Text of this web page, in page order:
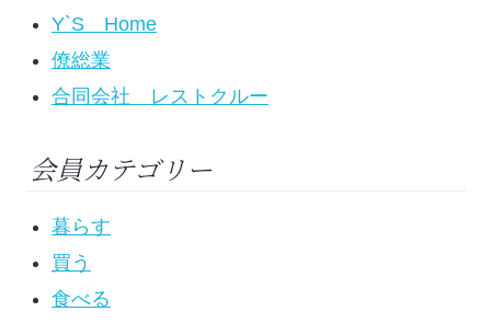
Y`S Home
僚総業
合同会社 レストクルー
会員カテゴリー
暮らす
買う
食べる